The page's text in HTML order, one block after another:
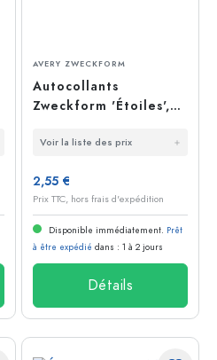
AVERY ZWECKFORM
Autocollants
Zweckform 'Étoiles',
Voir la liste des prix
2,55 €
Prix TTC, hors frais d'expédition
Disponible immédiatement. Prêt
à être expédié dans : 1 à 2 jours
Détails